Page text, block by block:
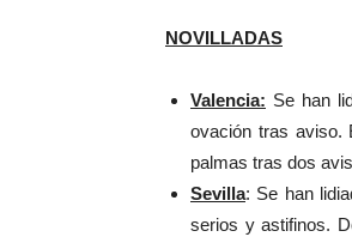
NOVILLADAS
Valencia: Se han
ovación tras aviso.
palmas tras dos
Sevilla: Se han
serios y astifinos.